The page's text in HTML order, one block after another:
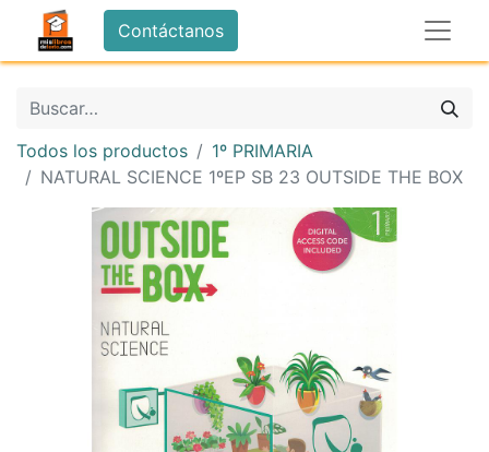
Contáctanos
Todos los productos
1º PRIMARIA
NATURAL SCIENCE 1ºEP SB 23 OUTSIDE THE BOX